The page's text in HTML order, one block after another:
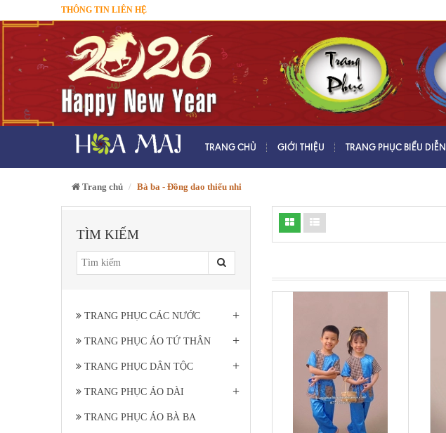
THÔNG TIN LIÊN HỆ
TRANG CHỦ GIỚI THIỆU TRANG PHỤC BIỂU DIỄN
Trang chủ Bà ba - Đồng dao thiếu nhi
TÌM KIẾM
TRANG PHỤC CÁC NƯỚC +
TRANG PHỤC ÁO TỨ THÂN +
TRANG PHỤC DÂN TỘC +
TRANG PHỤC ÁO DÀI +
TRANG PHỤC ÁO BÀ BA